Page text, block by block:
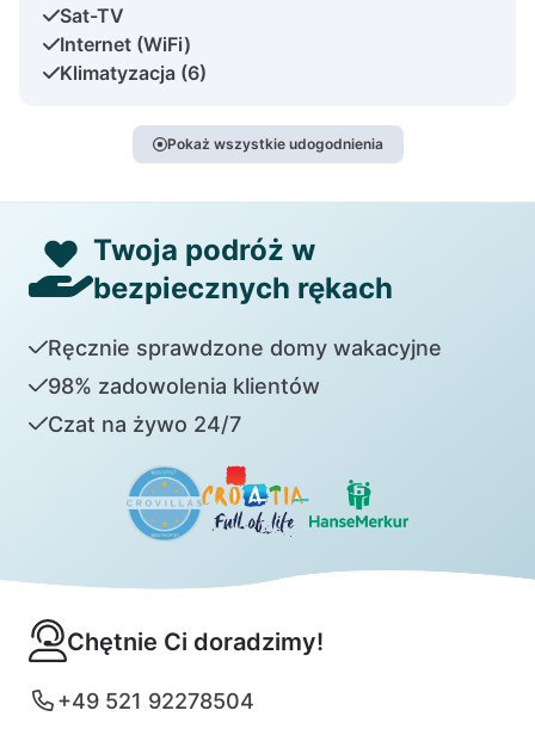
Sat-TV
Internet (WiFi)
Klimatyzacja (6)
Pokaż wszystkie udogodnienia
Twoja podróż w
bezpiecznych rękach
Ręcznie sprawdzone domy wakacyjne
98% zadowolenia klientów
Czat na żywo 24/7
Chętnie Ci doradzimy!
+49 521 92278504